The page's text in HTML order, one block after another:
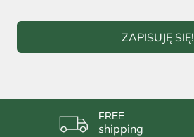
ZAPISUJĘ SIĘ!
FREE
shipping